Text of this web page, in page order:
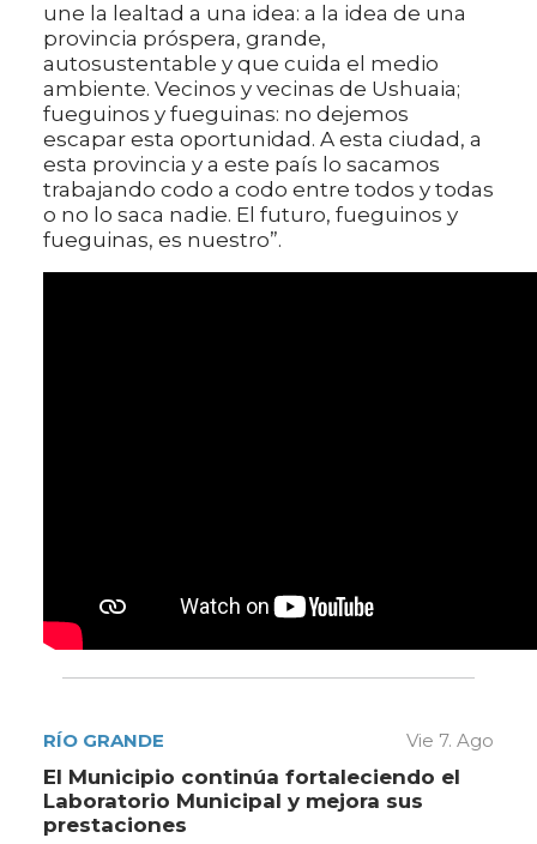
une la lealtad a una idea: a la idea de una
provincia próspera, grande,
autosustentable y que cuida el medio
ambiente. Vecinos y vecinas de Ushuaia;
fueguinos y fueguinas: no dejemos
escapar esta oportunidad. A esta ciudad, a
esta provincia y a este país lo sacamos
trabajando codo a codo entre todos y todas
o no lo saca nadie. El futuro, fueguinos y
fueguinas, es nuestro”.
RÍO GRANDE Vie 7. Ago
El Municipio continúa fortaleciendo el
Laboratorio Municipal y mejora sus
prestaciones